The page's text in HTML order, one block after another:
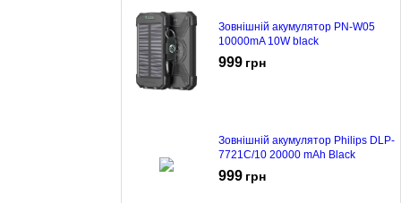
Зовнішній акумулятор PN-W05
10000mA 10W black
999 грн
Зовнішній акумулятор Philips DLP-
7721C/10 20000 mAh Black
999 грн